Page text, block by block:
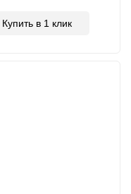
Купить в 1 клик